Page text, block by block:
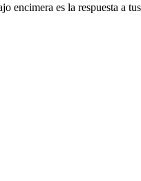
es la respuesta a